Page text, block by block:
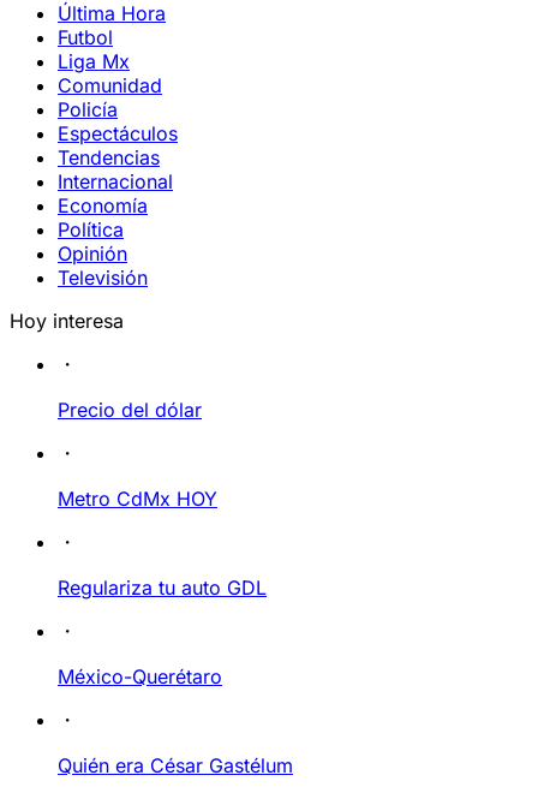
Última Hora
Futbol
Liga Mx
Comunidad
Policía
Espectáculos
Tendencias
Internacional
Economía
Política
Opinión
Televisión
Hoy interesa
Precio del dólar
Metro CdMx HOY
Regulariza tu auto GDL
México-Querétaro
Quién era César Gastélum